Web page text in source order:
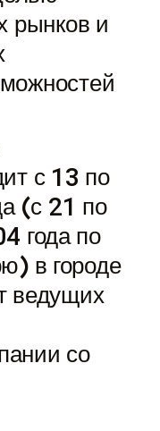
рынков и
с 13 по
(с 21 по
года по
в городе
ведущих
со